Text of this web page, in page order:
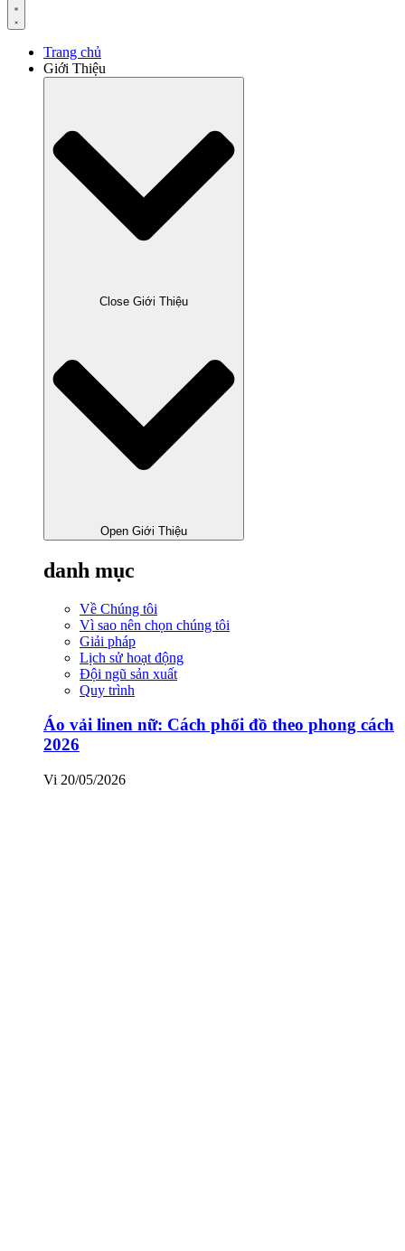
Trang chủ
Giới Thiệu
Close Giới Thiệu
Open Giới Thiệu
danh mục
Về Chúng tôi
Vì sao nên chọn chúng tôi
Giải pháp
Lịch sử hoạt động
Đội ngũ sản xuất
Quy trình
Áo vải linen nữ: Cách phối đồ theo phong cách
2026
Vi 20/05/2026